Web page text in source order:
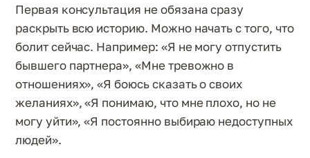
Первая консультация не обязана сразу
раскрыть всю историю. Можно начать с того, что
болит сейчас. Например: «Я не могу отпустить
бывшего партнера», «Мне тревожно в
отношениях», «Я боюсь сказать о своих
желаниях», «Я понимаю, что мне плохо, но не
могу уйти», «Я постоянно выбираю недоступных
людей».